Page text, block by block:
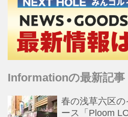
Informationの最新記事
春の浅草六区
ース「Ploom